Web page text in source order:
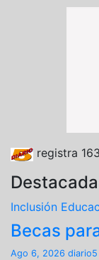
registra
Inclusión
Becas
Ago 6, 2026 diario5